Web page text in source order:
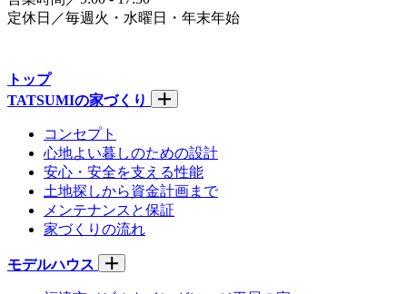
定休日／毎週火・水曜日・年末年始
トップ
TATSUMIの家づくり
コンセプト
心地よい暮しのための設計
安心・安全を支える性能
土地探しから資金計画まで
メンテナンスと保証
家づくりの流れ
モデルハウス